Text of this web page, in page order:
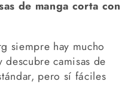
de manga corta con
siempre hay mucho
camisas de
pero sí fáciles